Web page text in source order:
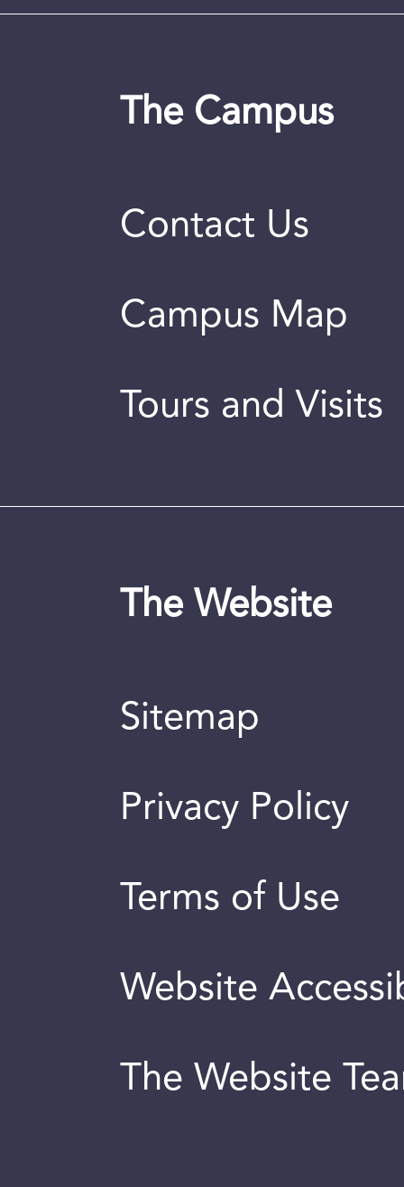
The Campus
Contact Us
Campus Map
Tours and Visits
The Website
Sitemap
Privacy Policy
Terms of Use
Website
The Website